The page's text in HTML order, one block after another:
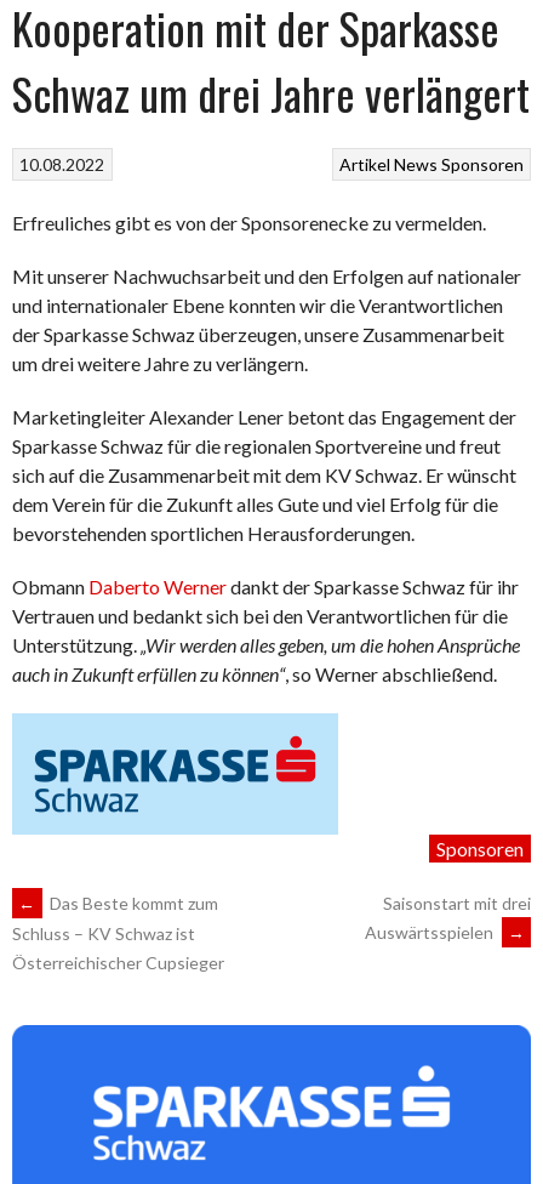
Kooperation mit der Sparkasse
Schwaz um drei Jahre verlängert
Artikel News Sponsoren
10.08.2022
Erfreuliches gibt es von der Sponsorenecke zu vermelden.
Mit unserer Nachwuchsarbeit und den Erfolgen auf nationaler
und internationaler Ebene konnten wir die Verantwortlichen
der Sparkasse Schwaz überzeugen, unsere Zusammenarbeit
um drei weitere Jahre zu verlängern.
Marketingleiter Alexander Lener betont das Engagement der
Sparkasse Schwaz für die regionalen Sportvereine und freut
sich auf die Zusammenarbeit mit dem KV Schwaz. Er wünscht
dem Verein für die Zukunft alles Gute und viel Erfolg für die
bevorstehenden sportlichen Herausforderungen.
Obmann Daberto Wernerdankt der Sparkasse Schwaz für ihr
Vertrauen und bedankt sich bei den Verantwortlichen für die
Unterstützung.„Wir werden alles geben, um die hohen Ansprüche
auch in Zukunft erfüllen zu können“, so Werner abschließend.
Sponsoren
ARTIKEL-
NAVIGATION
←
Das Beste kommt zum
Schluss – KV Schwaz ist
Österreichischer Cupsieger
Saisonstart mit drei
Auswärtsspielen
→